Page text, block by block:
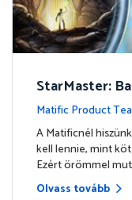
StarMaster:
lMatific Product
ek
A Matificnél
kell lennie, mint
Ezért örömmel
Olvass tovább